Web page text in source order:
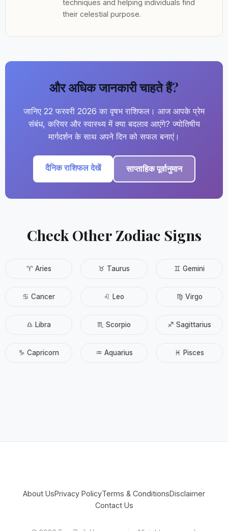
techniques and helping individuals find
their celestial purpose.
और अधिक जानकारी चाहते हैं?
जानिए 22 फरवरी 2026 का वृषभ राशिफल। आज आपके प्रेम
संबंध, करियर और स्वास्थ्य में क्या बदलाव आएंगे? ज्योतिषीय
मार्गदर्शन के साथ अपने दिन को सफल बनाएं।
दैनिक राशिफल देखें साप्ताहिक पूर्वानुमान
Check Other Zodiac Signs
♈ Aries ♉ Taurus ♊ Gemini
♋ Cancer ♌ Leo ♍ Virgo
♎ Libra ♏ Scorpio ♐ Sagittarius
♑ Capricorn ♒ Aquarius ♓ Pisces
About UsPrivacy PolicyTerms & ConditionsDisclaimer
Contact Us